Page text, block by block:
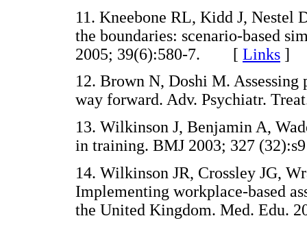
11. Kneebone RL, Kidd J,
the boundaries: scenario-based
2005; 39(6):580-7. [ Links ]
12. Brown N, Doshi M.
way forward. Adv. Psychiatr.
13. Wilkinson J, Benjamin A,
in training. BMJ 2003; 327
14. Wilkinson JR, Crossley JG,
Implementing workplace-based
the United Kingdom. Med.